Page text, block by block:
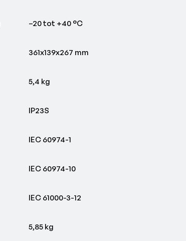
–20 tot +40 °C
361x139x267 mm
5,4 kg
IP23S
IEC 60974-1
IEC 60974-10
IEC 61000-3-12
5,85 kg